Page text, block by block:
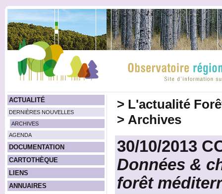
ACTUALITÉ
DERNIÈRES NOUVELLES
ARCHIVES
AGENDA
DOCUMENTATION
CARTOTHÈQUE
LIENS
ANNUAIRES
> L'actualité
> Archives
30/10/2013
Données &
forêt